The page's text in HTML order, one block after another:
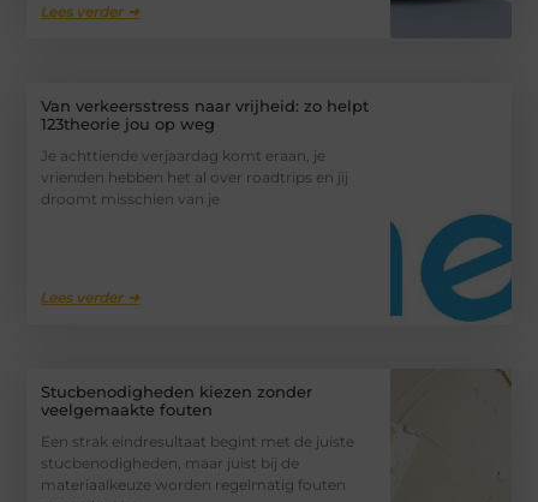
Lees verder ➜
Van verkeersstress naar vrijheid: zo helpt
123theorie jou op weg
Je achttiende verjaardag komt eraan, je
vrienden hebben het al over roadtrips en jij
droomt misschien van je
Lees verder ➜
Stucbenodigheden kiezen zonder
veelgemaakte fouten
Een strak eindresultaat begint met de juiste
stucbenodigheden, maar juist bij de
materiaalkeuze worden regelmatig fouten